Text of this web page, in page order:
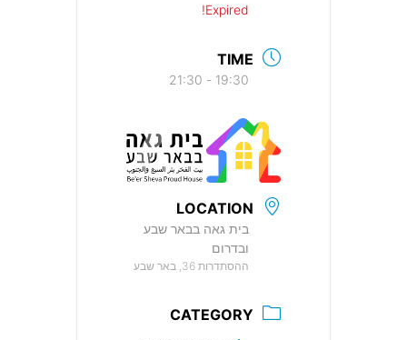
Expired!
TIME
19:30 - 21:30
LOCATION
בית גאה בבאר שבע
ובדרום
ההסתדרות 36, באר שבע
CATEGORY